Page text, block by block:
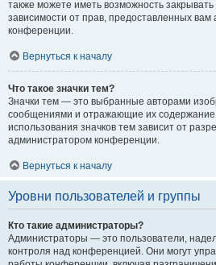
также можете иметь возможность
зависимости от прав, предоставленных
конференции.
Вернуться к началу
Что такое значки тем?
Значки тем — это выбранные авторами
сообщениями и отражающие их
использования значков тем зависит от
администратором конференции.
Вернуться к началу
Уровни пользователей и группы
Кто такие администраторы?
Администраторы — это пользователи,
контроля над конференцией. Они могут